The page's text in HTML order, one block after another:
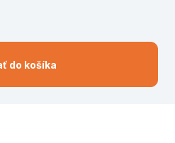
do košíka